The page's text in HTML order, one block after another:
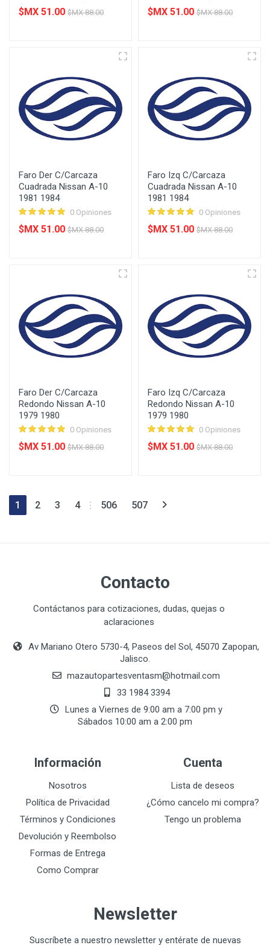
$MX 51.00 $MX 88.00 $MX 51.00 $MX 88.00
Faro Der C/Carcaza
Cuadrada Nissan A-10
1981 1984
0 Opiniones
$MX 51.00 $MX 88.00
Faro Izq C/Carcaza
Cuadrada Nissan A-10
1981 1984
0 Opiniones
$MX 51.00 $MX 88.00
Faro Der C/Carcaza
Redondo Nissan A-10
1979 1980
0 Opiniones
$MX 51.00 $MX 88.00
Faro Izq C/Carcaza
Redondo Nissan A-10
1979 1980
0 Opiniones
$MX 51.00 $MX 88.00
1 2 3 4 506 507
Contacto
Contáctanos para cotizaciones, dudas, quejas o
aclaraciones
Av Mariano Otero 5730-4, Paseos del Sol, 45070 Zapopan,
Jalisco.
mazautopartesventasmӏ@hotmail.com
33 1984 3394
Lunes a Viernes de 9:00 am a 7:00 pm y
Sábados 10:00 am a 2:00 pm
Información
Nosotros
Política de Privacidad
Términos y Condiciones
Devolución y Reembolso
Formas de Entrega
Como Comprar
Cuenta
Lista de deseos
¿Cómo cancelo mi compra?
Tengo un problema
Newsletter
Suscríbete a nuestro newsletter y entérate de nuevas